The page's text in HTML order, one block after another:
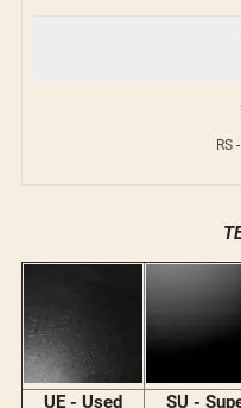
RS
UE - Used
SU -